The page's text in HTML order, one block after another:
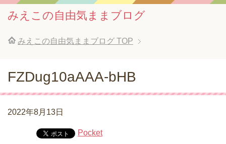
みえこの自由気ままブログ
みえこの自由気ままブログ TOP
FZDug10aAAA-bHB
2022年8月13日
Pocket